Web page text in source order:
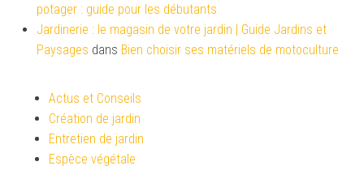
potager : guide pour les débutants
Jardinerie : le magasin de votre jardin | Guide Jardins et
Paysages dans Bien choisir ses matériels de motoculture
Actus et Conseils
Création de jardin
Entretien de jardin
Espèce végétale